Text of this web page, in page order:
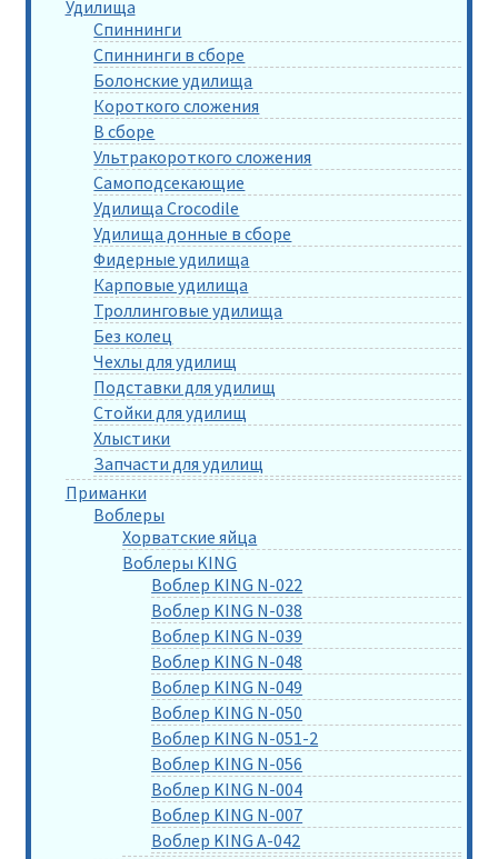
Удилища
Спиннинги
Спиннинги в сборе
Болонские удилища
Короткого сложения
В сборе
Ультракороткого сложения
Самоподсекающие
Удилища Crocodile
Удилища донные в сборе
Фидерные удилища
Карповые удилища
Троллинговые удилища
Без колец
Чехлы для удилищ
Подставки для удилищ
Стойки для удилищ
Хлыстики
Запчасти для удилищ
Приманки
Воблеры
Хорватские яйца
Воблеры KING
Воблер KING N-022
Воблер KING N-038
Воблер KING N-039
Воблер KING N-048
Воблер KING N-049
Воблер KING N-050
Воблер KING N-051-2
Воблер KING N-056
Воблер KING N-004
Воблер KING N-007
Воблер KING A-042